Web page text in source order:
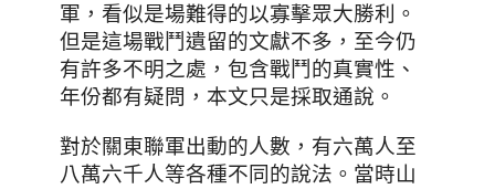
軍，看似是場難得的以寡擊眾大勝利。
但是這場戰鬥遺留的文獻不多 ，至今仍
有許多不明之處，包含戰鬥的真實性、
年份都有疑問，本文只是採取通說。
對於關東聯軍出動的人數 ，有六萬人至
八萬六千人等各種不同的說法。 當時山